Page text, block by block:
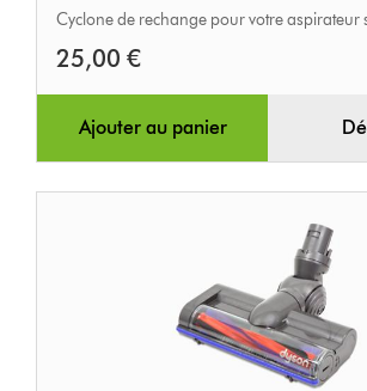
Cyclone de rechange pour votre aspirateur
25,00 €
Ajouter au panier